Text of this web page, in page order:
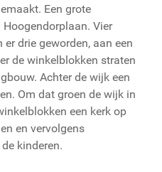
Een grote
Vier
drie geworden, aan een
de winkelblokken straten
Achter de wijk een
Om dat groen de wijk in
een kerk op
en vervolgens
kinderen.